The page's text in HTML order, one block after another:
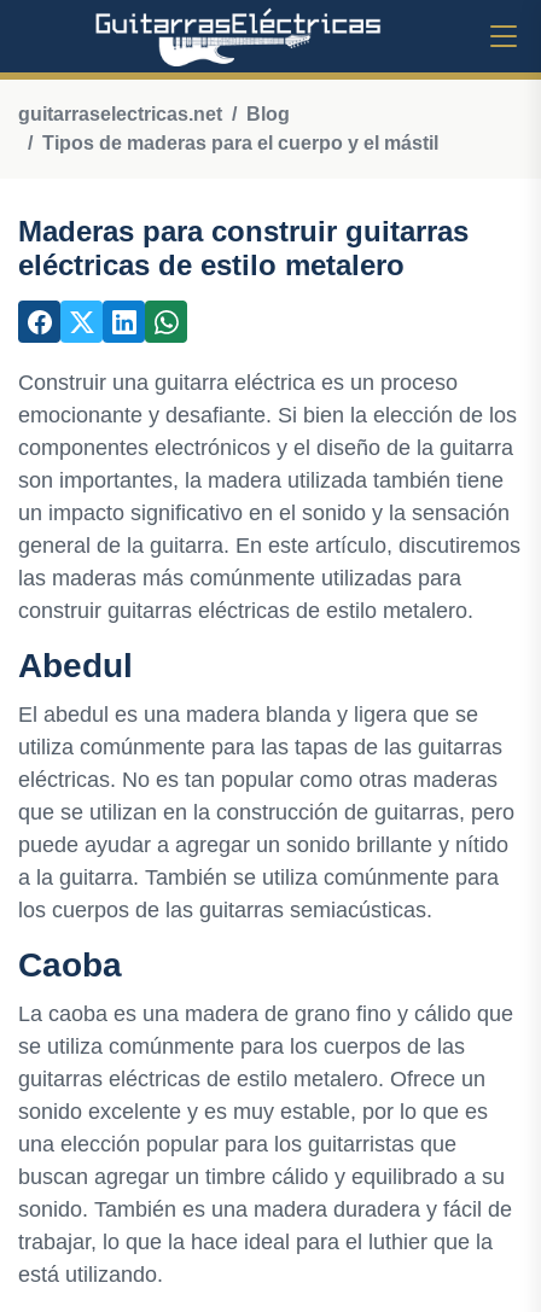
guitarraselectricas.net
Blog
Tipos de maderas para el cuerpo y el mástil
Maderas para construir guitarras
eléctricas de estilo metalero
Construir una guitarra eléctrica es un proceso
emocionante y desafiante. Si bien la elección de los
componentes electrónicos y el diseño de la guitarra
son importantes, la madera utilizada también tiene
un impacto significativo en el sonido y la sensación
general de la guitarra. En este artículo, discutiremos
las maderas más comúnmente utilizadas para
construir guitarras eléctricas de estilo metalero.
Abedul
El abedul es una madera blanda y ligera que se
utiliza comúnmente para las tapas de las guitarras
eléctricas. No es tan popular como otras maderas
que se utilizan en la construcción de guitarras, pero
puede ayudar a agregar un sonido brillante y nítido
a la guitarra. También se utiliza comúnmente para
los cuerpos de las guitarras semiacústicas.
Caoba
La caoba es una madera de grano fino y cálido que
se utiliza comúnmente para los cuerpos de las
guitarras eléctricas de estilo metalero. Ofrece un
sonido excelente y es muy estable, por lo que es
una elección popular para los guitarristas que
buscan agregar un timbre cálido y equilibrado a su
sonido. También es una madera duradera y fácil de
trabajar, lo que la hace ideal para el luthier que la
está utilizando.